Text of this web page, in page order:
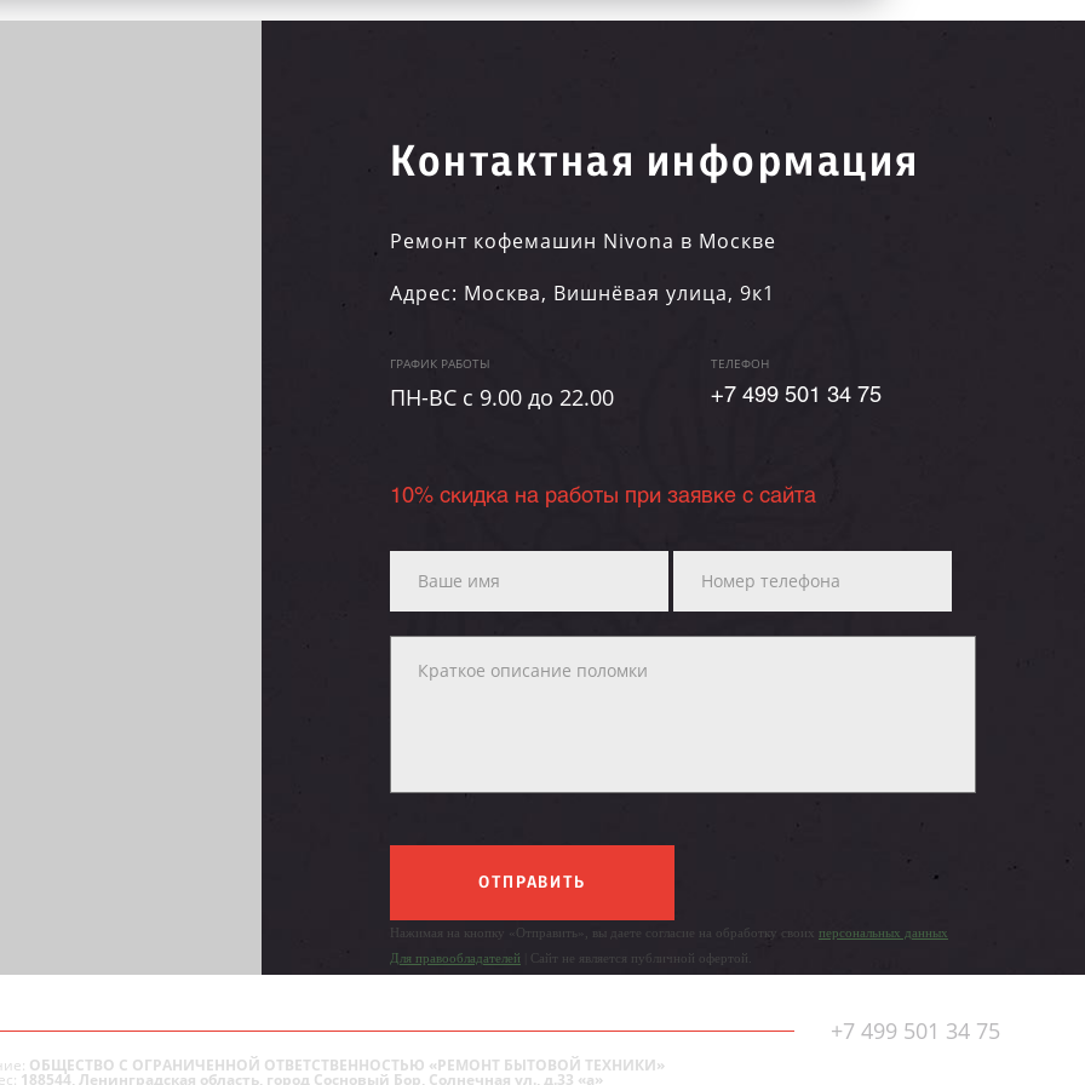
Контактная информация
Ремонт кофемашин Nivona в Москве
Адрес: Москва, Вишнёвая улица, 9к1
ГРАФИК РАБОТЫ
ПН-ВC c 9.00 до 22.00
ТЕЛЕФОН
+7 499 501 34 75
10% скидка на работы при заявке с сайта
ОТПРАВИТЬ
Нажимая на кнопку «Отправить», вы даете согласие на обработку своих персональных данных
Для правообладателей | Сайт не является публичной офертой.
+7 499 501 34 75
ОБЩЕСТВО С ОГРАНИЧЕННОЙ ОТВЕТСТВЕННОСТЬЮ «РЕМОНТ БЫТОВОЙ ТЕХНИКИ»
188544, Ленинградская область, город Сосновый Бор, Солнечная ул., д.33 «а»